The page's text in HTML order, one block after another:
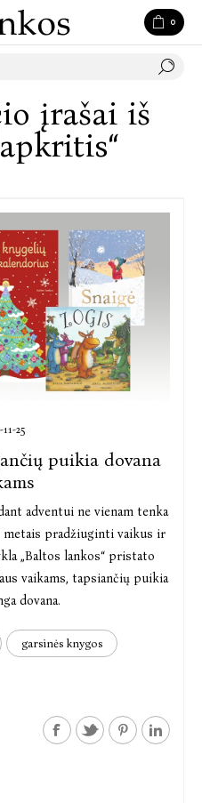
0
įrašai iš
11-25
puikia dovana
adventui ne vienam tenka
pradžiuginti vaikus ir
„Baltos lankos“ pristato
vaikams, tapsiančių puikia
dovana.
garsinės knygos